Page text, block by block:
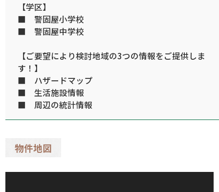
【学区】
■ 警固屋小学校
■ 警固屋中学校
【ご要望により検討地域の3つの情報をご提供しま
す！】
■ ハザードマップ
■ 生活施設情報
■ 周辺の統計情報
物件地図